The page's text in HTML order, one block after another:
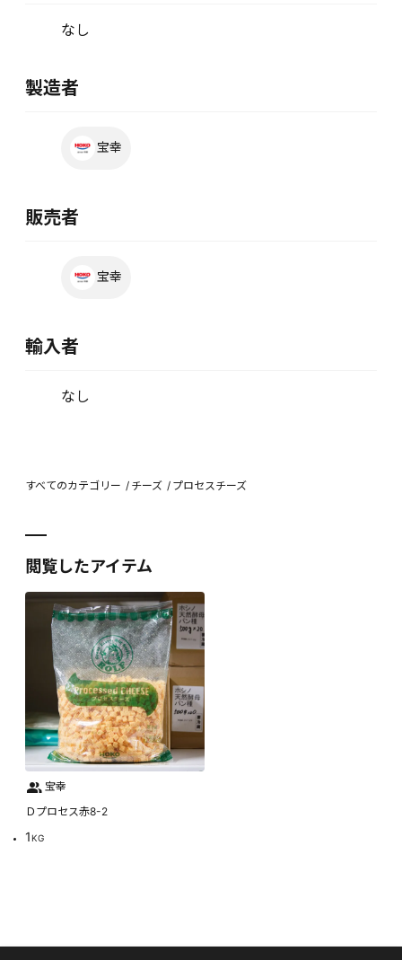
なし
製造者
宝幸
販売者
宝幸
輸入者
なし
すべてのカテゴリー チーズ プロセスチーズ
閲覧したアイテム
宝幸
Ｄプロセス赤8-2
1KG